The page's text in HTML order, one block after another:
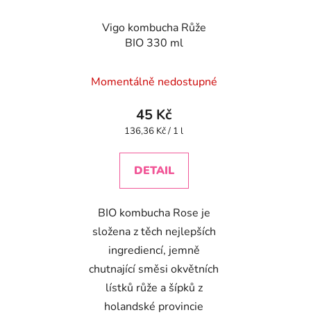
Vigo kombucha Růže
BIO 330 ml
Momentálně nedostupné
45 Kč
Měrná
136,36 Kč / 1 l
DETAIL
BIO kombucha Rose je
složena z těch nejlepších
ingrediencí, jemně
chutnající směsi okvětních
lístků růže a šípků z
holandské provincie